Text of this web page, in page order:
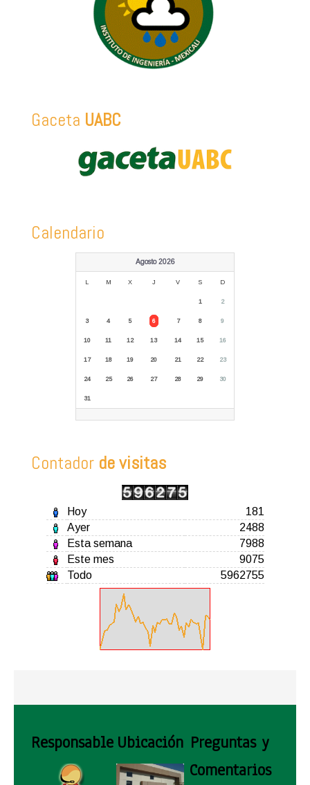
Gaceta UABC
Calendario
Agosto 2026
L M X J V S D
1 2
3 4 5 6 7 8 9
10 11 12 13 14 15 16
17 18 19 20 21 22 23
24 25 26 27 28 29 30
31
Contador de visitas
Hoy
181
Ayer
2488
Esta semana
7988
Este mes
9075
Todo
5962755
Responsable Ubicación Preguntas y
Comentarios